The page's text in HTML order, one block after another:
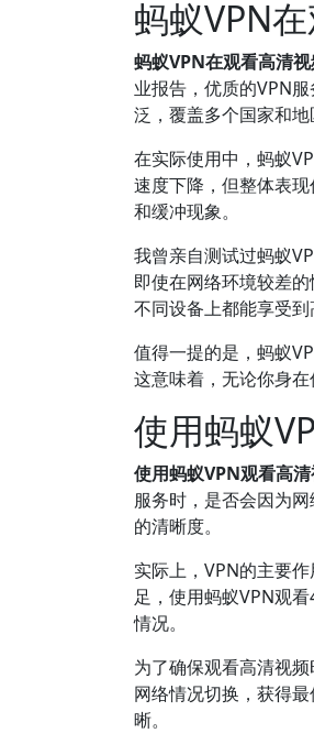
蚂蚁VPN
蚂蚁VPN在观看高清
业报告，优质的VPN
泛，覆盖多个国家和
在实际使用中，蚂蚁
速度下降，但整体表
和缓冲现象。
我曾亲自测试过蚂蚁
即使在网络环境较差
不同设备上都能享受到
值得一提的是，蚂蚁
这意味着，无论你身
使用蚂蚁
使用蚂蚁VPN观看高
服务时，是否会因为
的清晰度。
实际上，VPN的主要
足，使用蚂蚁VPN观
情况。
为了确保观看高清视
网络情况切换，获得
晰。